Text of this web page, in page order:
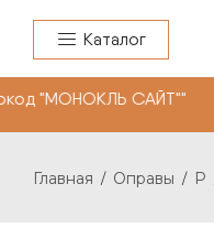
Каталог
Главная / Оправы / P